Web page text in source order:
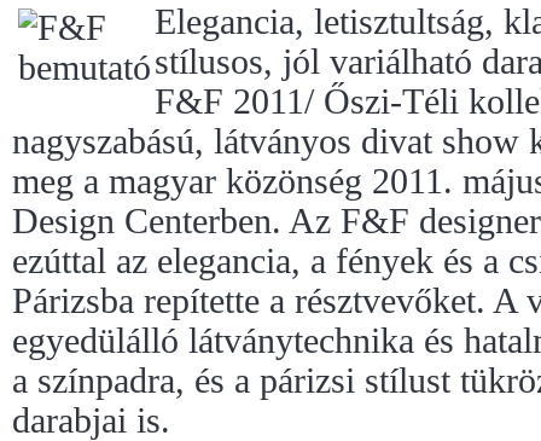
Elegancia, letisztultság,
stílusos, jól variálható
F&F 2011/ Őszi-Téli
nagyszabású, látványos divat show
meg a magyar közönség 2011.
Design Centerben. Az F&F
ezúttal az elegancia, a fények és a
Párizsba repítette a résztvevőket. A
egyedülálló látványtechnika és
a színpadra, és a párizsi stílust
darabjai is.